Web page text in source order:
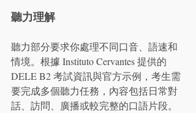
聽力理解
聽力部分要求你處理不同口音、語速和
情境。根據 Instituto Cervantes 提供的
DELE B2 考試資訊與官方示例，考生需
要完成多個聽力任務，內容包括日常對
話、訪問、廣播或較完整的口語片段。